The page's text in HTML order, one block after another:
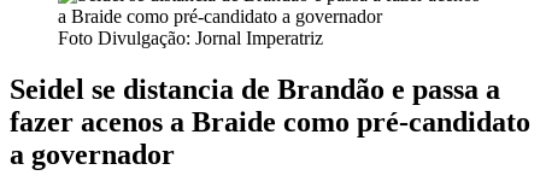
Foto Divulgação: Jornal Imperatriz
Seidel se distancia de Brandão e passa a
fazer acenos a Braide como pré-candidato
a governador